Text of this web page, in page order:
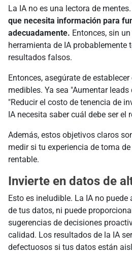
La IA no es una lectora de mentes.
que necesita información para
adecuadamente. Entonces, sin
herramienta de IA probablemente
resultados falsos.
Entonces, asegúrate de
medibles. Ya sea "Aumentar
"Reducir el costo de tenencia de
IA necesita saber cuál debe ser el
Además, estos objetivos claros
medir si tu experiencia de toma
rentable.
Invierte en datos de
Esto es ineludible. La IA no
de tus datos, ni puede
sugerencias de decisiones
calidad. Los resultados de la IA
defectuosos si tus datos están